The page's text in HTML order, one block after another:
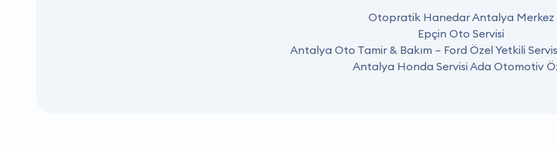
Otopratik Hanedar Antalya Merkez
Epçin Oto Servisi
Antalya Oto Tamir & Bakım – Ford Özel Yetkili
Antalya Honda Servisi Ada Otomotiv